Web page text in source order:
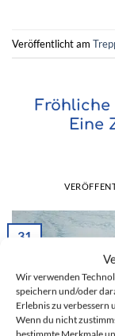
Wir verwenden
speichern und/oder
Erlebnis zu verbessern
Wenn du nicht
Veröffentlicht am
Fröhliche
Eine
31